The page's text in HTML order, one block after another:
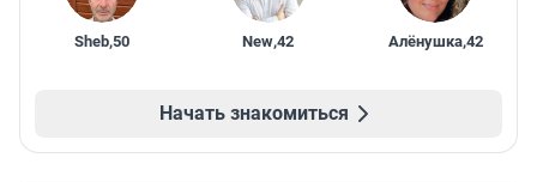
Sheb,50 New,42 Алёнушка,42
Начать знакомиться